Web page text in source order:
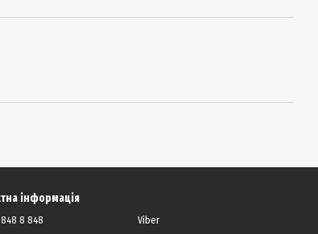
інформація
8 848
Viber